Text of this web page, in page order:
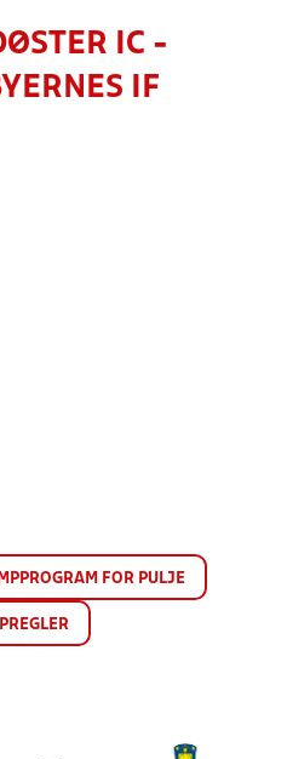
IC -
IF
FOR PULJE